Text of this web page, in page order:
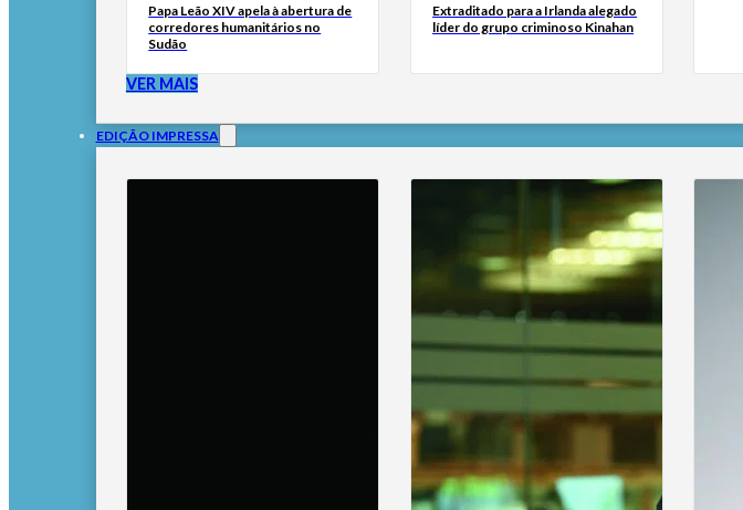
Papa Leão XIV apela à abertura de
corredores humanitários no
Sudão
Extraditado para a Irlanda alegado
líder do grupo criminoso Kinahan
VER MAIS
EDIÇÃO IMPRESSA